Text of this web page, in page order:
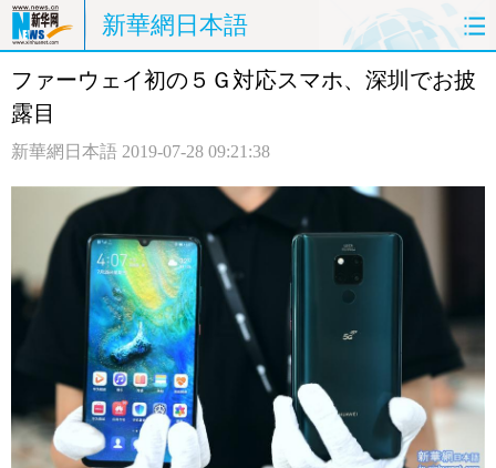
新華網日本語
ホームページ 政治 経済
観光 評論
中日対訳
ファーウェイ初の５Ｇ対応スマホ、深圳でお披
露目
新華網日本語 2019-07-28 09:21:38